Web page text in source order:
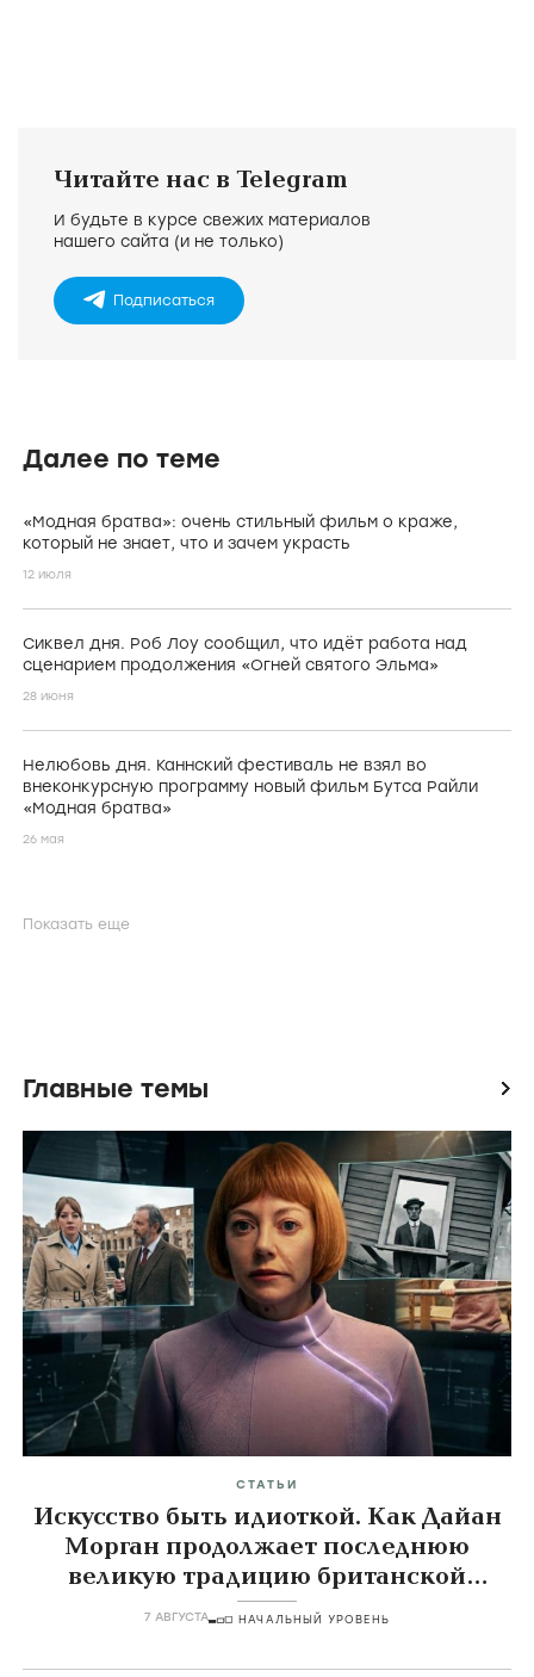
Читайте нас в Telegram
И будьте в курсе свежих материалов
нашего сайта (и не только)
Подписаться
Далее по теме
«Модная братва»: очень стильный фильм о краже,
который не знает, что и зачем украсть
12 июля
Сиквел дня. Роб Лоу сообщил, что идёт работа над
сценарием продолжения «Огней святого Эльма»
28 июня
Нелюбовь дня. Каннский фестиваль не взял во
внеконкурсную программу новый фильм Бутса Райли
«Модная братва»
26 мая
Показать еще
Главные темы icon
СТАТЬИ
Искусство быть идиоткой. Как Дайан
Морган продолжает последнюю
великую традицию британской
комедии
7 АВГУСТА НАЧАЛЬНЫЙ УРОВЕНЬ